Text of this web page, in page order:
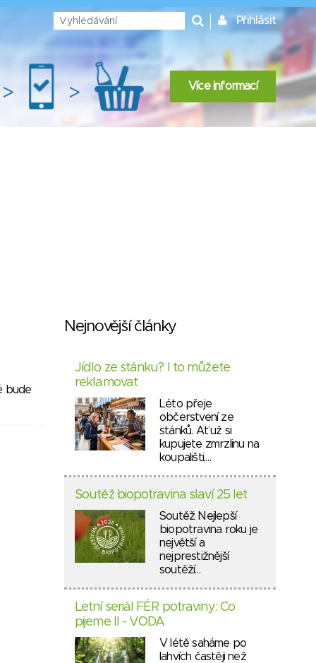
Přihlásit
> > Více informací
bude
Nejnovější články
Jídlo ze stánku? I to můžete
reklamovat
Léto přeje
občerstvení ze
stánků. Ať už si
kupujete zmrzlinu na
koupališti,…
Soutěž biopotravina slaví 25 let
Soutěž Nejlepší
biopotravina roku je
největší a
nejprestižnější
soutěží…
Letní seriál FÉR potraviny: Co
pijeme II - VODA
V létě saháme po
lahvích častěji než